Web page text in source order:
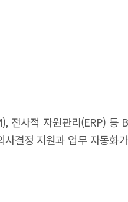
대한 지원)과 복합형(맞춤
해외진출의 방식과 특성이
이러한 차이를 반영해 각
글로벌 시장에서 경쟁력을
approximately 44
in the package SW and
Project. This study aims
In Chapter 2, the study
전사적 자원관리(ERP) 등
결정 지원과 업무 자동화
패러다임이 형성되고 있다
료 등 다양한 산업에서 활